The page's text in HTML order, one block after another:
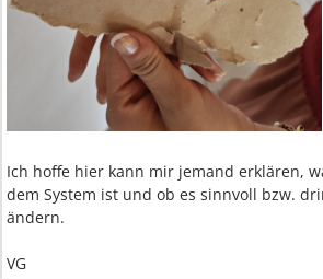
Ich hoffe hier kann mir jemand erklären,
dem System ist und ob es sinnvoll bzw.
ändern.
VG